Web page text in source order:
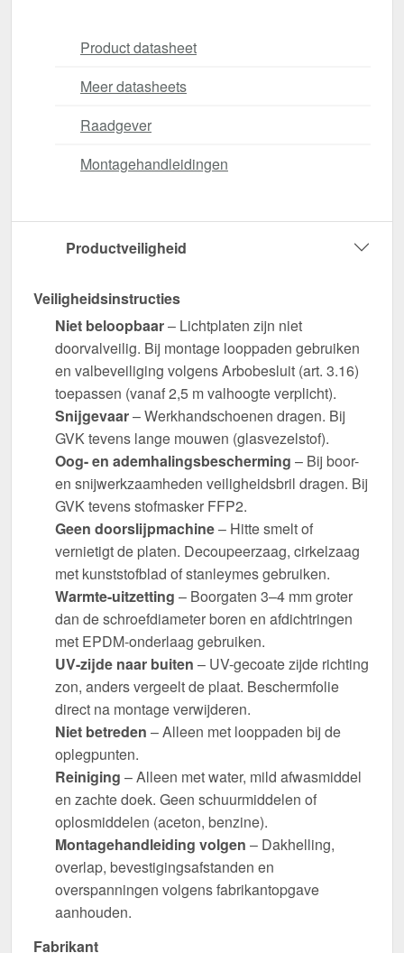
Product datasheet
Meer datasheets
Raadgever
Montagehandleidingen
Productveiligheid
Veiligheidsinstructies
Niet beloopbaar– Lichtplaten zijn niet
doorvalveilig. Bij montage looppaden gebruiken
en valbeveiliging volgens Arbobesluit (art. 3.16)
toepassen (vanaf 2,5 m valhoogte verplicht).
Snijgevaar– Werkhandschoenen dragen. Bij
GVK tevens lange mouwen (glasvezelstof).
Oog- en ademhalingsbescherming – Bij boor-
en snijwerkzaamheden veiligheidsbril dragen. Bij
GVK tevens stofmasker FFP2.
Geen doorslijpmachine– Hitte smelt of
vernietigt de platen. Decoupeerzaag, cirkelzaag
met kunststofblad of stanleymes gebruiken.
Warmte-uitzetting – Boorgaten 3–4 mm groter
dan de schroefdiameter boren en afdichtringen
met EPDM-onderlaag gebruiken.
UV-zijde naar buiten – UV-gecoate zijde richting
zon, anders vergeelt de plaat. Beschermfolie
direct na montage verwijderen.
Niet betreden – Alleen met looppaden bij de
oplegpunten.
Reiniging – Alleen met water, mild afwasmiddel
en zachte doek. Geen schuurmiddelen of
oplosmiddelen (aceton, benzine).
Montagehandleiding volgen – Dakhelling,
overlap, bevestigingsafstanden en
overspanningen volgens fabrikantopgave
aanhouden.
Fabrikant